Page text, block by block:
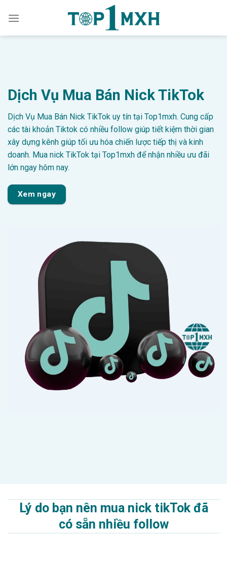
Dịch Vụ Mua Bán Nick TikTok
Dịch Vụ Mua Bán Nick TikTok uy tín tại Top1mxh. Cung cấp
các tài khoản Tiktok có nhiều follow giúp tiết kiệm thời gian
xây dựng kênh giúp tối ưu hóa chiến lược tiếp thị và kinh
doanh. Mua nick TikTok tại Top1mxh để nhận nhiều ưu đãi
lớn ngay hôm nay.
Xem ngay
Lý do bạn nên mua nick tikTok đã
có sẵn nhiều follow